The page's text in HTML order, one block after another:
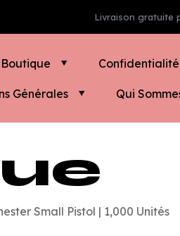
Livraison gratuite
Boutique Confidentialité
Générales Qui
Small Pistol | 1,000 Unités